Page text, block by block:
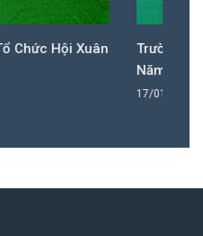
Mầm Non Thị Trấn Cô Tô